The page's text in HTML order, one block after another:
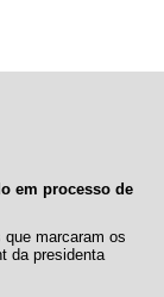
em processo de
marcaram os
da presidenta